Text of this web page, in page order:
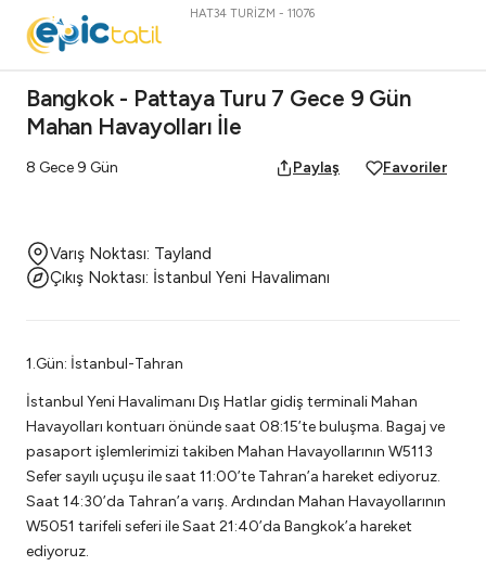
HAT34 TURİZM - 11076
Bangkok - Pattaya Turu 7 Gece 9 Gün
Mahan Havayolları İle
8 Gece 9 Gün Paylaş Favoriler
17 fotoğrafa bakın
Varış Noktası: Tayland
Çıkış Noktası: İstanbul Yeni Havalimanı
1.Gün: İstanbul-Tahran
İstanbul Yeni Havalimanı Dış Hatlar gidiş terminali Mahan
Havayolları kontuarı önünde saat 08:15’te buluşma. Bagaj ve
pasaport işlemlerimizi takiben Mahan Havayollarının W5113
Sefer sayılı uçuşu ile saat 11:00’te Tahran’a hareket ediyoruz.
Saat 14:30’da Tahran’a varış. Ardından Mahan Havayollarının
W5051 tarifeli seferi ile Saat 21:40’da Bangkok’a hareket
ediyoruz.